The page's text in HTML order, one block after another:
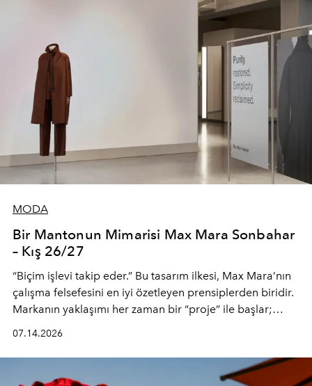
MODA
Bir Mantonun Mimarisi Max Mara Sonbahar
– Kış 26/27
“Biçim işlevi takip eder.” Bu tasarım ilkesi, Max Mara’nın
çalışma felsefesini en iyi özetleyen prensiplerden biridir.
Markanın yaklaşımı her zaman bir “proje” ile başlar;
(savoir-faire) buluşan parçalara dönüştürmek.
07.14.2026